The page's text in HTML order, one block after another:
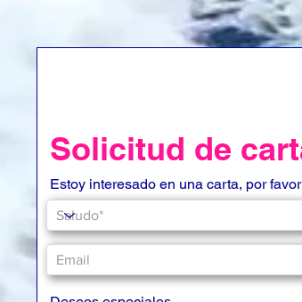
Solicitud de
Estoy interesado en una carta, por